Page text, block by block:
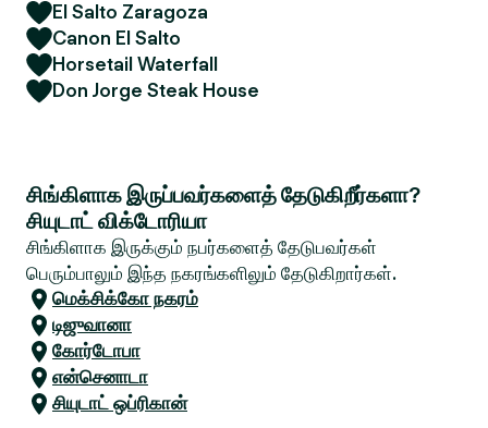
El Salto Zaragoza
Canon El Salto
Horsetail Waterfall
Don Jorge Steak House
சிங்கிளாக இருப்பவர்களைத் தேடுகிறீர்களா?
சியுடாட் விக்டோரியா
சிங்கிளாக இருக்கும் நபர்களைத் தேடுபவர்கள்
பெரும்பாலும் இந்த நகரங்களிலும் தேடுகிறார்கள்.
மெக்சிக்கோ நகரம்
டிஜுவானா
கோர்டோபா
என்செனாடா
சியுடாட் ஒப்ரிகான்